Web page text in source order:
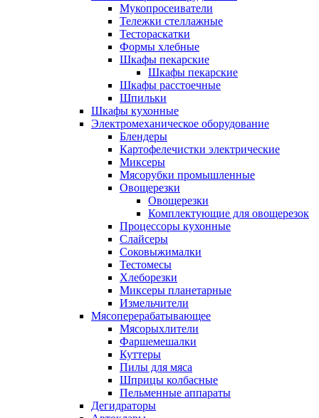
Мукопросеиватели
Тележки стеллажные
Тестораскатки
Формы хлебные
Шкафы пекарские
Шкафы пекарские
Шкафы расстоечные
Шпильки
Шкафы кухонные
Электромеханическое оборудование
Блендеры
Картофелечистки электрические
Миксеры
Мясорубки промышленные
Овощерезки
Овощерезки
Комплектующие для овощерезок
Процессоры кухонные
Слайсеры
Соковыжималки
Тестомесы
Хлеборезки
Миксеры планетарные
Измельчители
Мясоперерабатывающее
Мясорыхлители
Фаршемешалки
Куттеры
Пилы для мяса
Шприцы колбасные
Пельменные аппараты
Дегидраторы